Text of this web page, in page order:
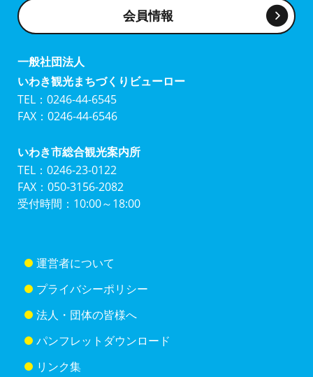
会員情報
一般社団法人
いわき観光まちづくりビューロー
TEL：0246-44-6545
FAX：0246-44-6546
いわき市総合観光案内所
TEL：0246-23-0122
FAX：050-3156-2082
受付時間：10:00～18:00
運営者について
プライバシーポリシー
法人・団体の皆様へ
パンフレットダウンロード
リンク集